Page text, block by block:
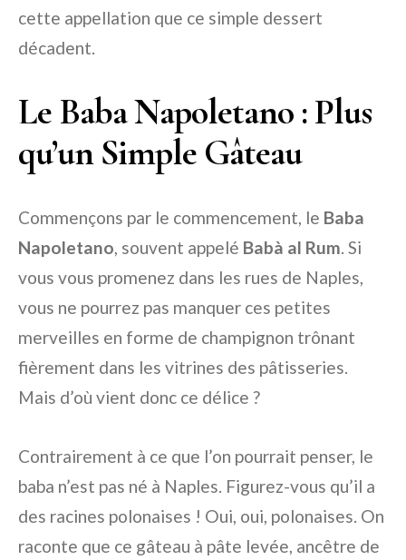
cette appellation que ce simple dessert
décadent.
Le Baba Napoletano : Plus
qu’un Simple Gâteau
Commençons par le commencement, le Baba
Napoletano, souvent appelé Babà al Rum. Si
vous vous promenez dans les rues de Naples,
vous ne pourrez pas manquer ces petites
merveilles en forme de champignon trônant
fièrement dans les vitrines des pâtisseries.
Mais d’où vient donc ce délice ?
Contrairement à ce que l’on pourrait penser, le
baba n’est pas né à Naples. Figurez-vous qu’il a
des racines polonaises ! Oui, oui, polonaises. On
raconte que ce gâteau à pâte levée, ancêtre de